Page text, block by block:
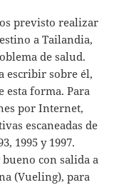
previsto realizar
a Tailandia,
de salud.
escribir sobre él,
esta forma. Para
por Internet,
escaneadas de
1995 y 1997.
con salida a
(Vueling), para